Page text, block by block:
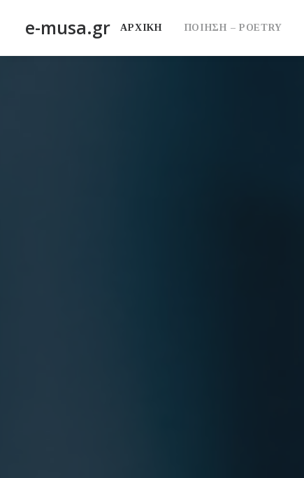
e-musa.gr ΑΡΧΙΚΗ ΠΟΙΗΣΗ – POETRY